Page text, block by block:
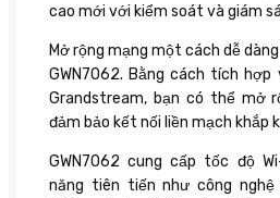
cao mới với kiểm soát và giám
Mở rộng mạng một cách dễ
GWN7062. Bằng cách tích
Grandstream, bạn có thể mở
đảm bảo kết nối liền mạch khắp
GWN7062 cung cấp tốc độ
năng tiên tiến như công nghệ